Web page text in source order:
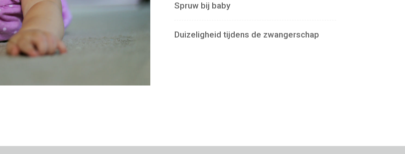
Spruw bij baby
Duizeligheid tijdens de zwangerschap